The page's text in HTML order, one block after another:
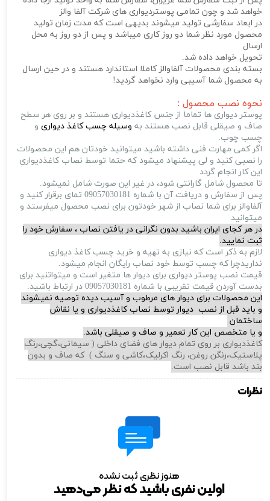
خواهد شد و چون تمامی پوستردیواری های شرکت آلفا والز
در ابعاد سفارشی تولید میشوند بدیهی است که مدت زمان تولید
محصول مورد نظر شما دو روز کاری میباشد و پس از دو روز به محل
ارسال
تحویل خواهد داده شد.
بسته بندی محصولات آلفاوالز کاملا استاندارد هستند و در حین ارسال
به محصول شما آسیبی وارد نخواهد گردید!
نحوه نصب محصول :
پوستر دیواری ها تماما از جنس کاغذدیواری هستند و بر روی هر سطح
صاف و صیقلی قابل نصب هستند به وسیله چسب کاغذ دیواری و
چسب چوب.
اگر کمی مهارت فنی داشته باشید میتوانید خودتان هم این محصولات
را نصبی کنید و لی پیشنهاد میشود که حتما توسط نصاب کاغذدیواری
این کار انجام گردد
تا محصول شامل گارانتی شود، در غیر این صورت شامل نمیشود.
پس از سفارش و دریافت آن با شماره 09057030181 تمای برقرار کنید و
آلفاوالز برای شما نصاب از شهر خودتون برای نصب محصول میفرستد و
میتوانید
در هر کجای ایران باشید بدون نگرانی در یافتن نصاب ، سفارش خود را
ثبت نمایید.
لازم به ذکر است که نیازی به تهیه و خرید چسب کاغذ دیواری
نداریدچرا که چسب توسط خود نصاب رایگان انجام میشود.
قیمت نصب پوستر دیواری برای دیوار ها متغیر است و میتواتنید برای
بدست آوردن قیمت تقریبی با شماره 09057030181 در ارتباط باشید.
این محصولات برای دیوار های مرطوب و آسیب دیده توصیه نمیشوند
و باید قبل از نصب دیوار توسط نصاب کاغذدیواری و یا نقاش
ساختمان
و یا متخصص این کار تعمیر و صاف و صیقلی باشد.
کاغذدیواری بر روی تمام دیوار های فضای داخلی ( سیمانی،گچی،رنگ
پلاستیک،رنگن روغن، رنگ اکرلیک،کاشی و سنگ ) که صاف و بدون
بند باشد قابل نصب است.
نظرات
هنوز نظری ثبت نشده
اولین نفری باشید که نظر می‌دهید